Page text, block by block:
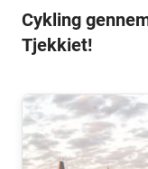
Cykling
Tjekkiet!